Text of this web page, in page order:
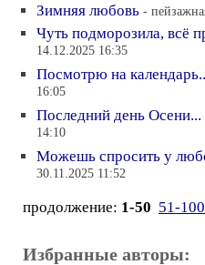
Зимняя любовь -
Чуть подморозила, всё
14.12.2025 16:35
Посмотрю на
16:05
Последний день Осени...
14:10
Можешь спросить у
30.11.2025 11:52
продолжение: 1-50 51-100
Избранные авторы: